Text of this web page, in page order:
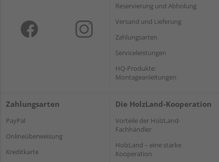
Reservierung und Abholung
Versand und Lieferung
Zahlungsarten
Serviceleistungen
HQ-Produkte:
Montageanleitungen
Zahlungsarten
PayPal
Onlineüberweisung
Kreditkarte
Die HolzLand-Kooperation
Vorteile der HolzLand-
Fachhändler
HolzLand – eine starke
Kooperation